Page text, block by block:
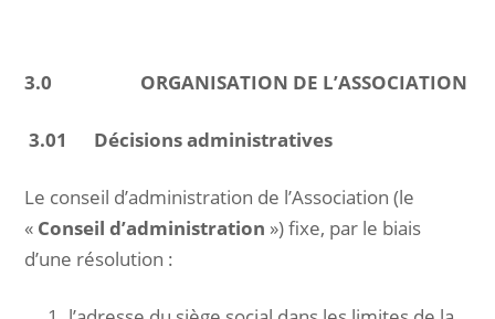
3.0 ORGANISATION DE L’ASSOCIATION
3.01 Décisions administratives
Le conseil d’administration de l’Association (le
« Conseil d’administration ») fixe, par le biais
d’une résolution :